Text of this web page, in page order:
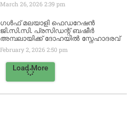
March 26, 20262:39 pm
ഗൾഫ് മലയാളി ഫെഡറേഷൻ
ജി.സി.സി. പ്രസിഡന്റ് ബഷീർ
അമ്പലായിക്ക് ദോഹയിൽ സ്നേഹാദരവ്
February 2, 20262:50 pm
Load More